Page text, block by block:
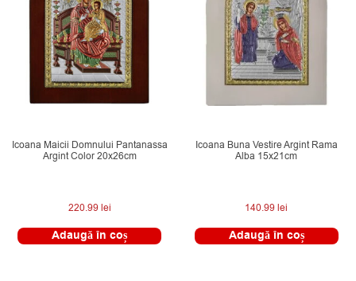
Icoana Maicii Domnului Pantanassa
Argint Color 20x26cm
220.99lei
Adaugă în coș
Icoana Buna Vestire Argint Rama
Alba 15x21cm
140.99lei
Adaugă în coș